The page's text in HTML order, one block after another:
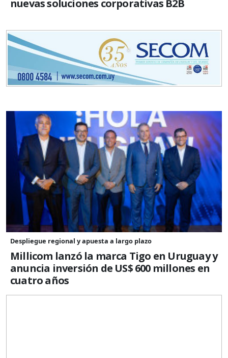
nuevas soluciones corporativas B2B
Despliegue regional y apuesta a largo plazo
Millicom lanzó la marca Tigo en Uruguay y
anuncia inversión de US$ 600 millones en
cuatro años